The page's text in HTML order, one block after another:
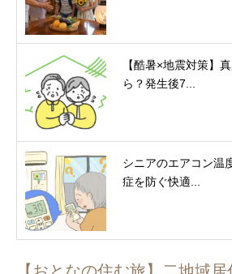
【酷暑×地震対策】
ら？発生後7...
シニアのエアコン温
症を防ぐ快適...